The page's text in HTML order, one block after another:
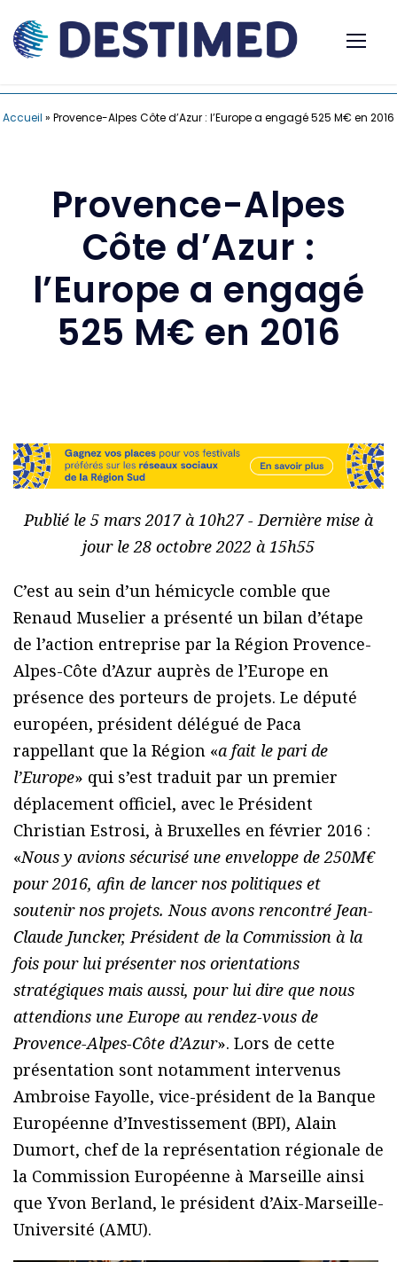
Accueil » Provence-Alpes Côte d’Azur : l’Europe a engagé 525 M€ en 2016
Provence-Alpes
Côte d’Azur :
l’Europe a engagé
525 M€ en 2016
Publié le 5 mars 2017 à 10h27 - Dernière mise à
jour le 28 octobre 2022 à 15h55
C’est au sein d’un hémicycle comble que
Renaud Muselier a présenté un bilan d’étape
de l’action entreprise par la Région Provence-
Alpes-Côte d’Azur auprès de l’Europe en
présence des porteurs de projets. Le député
européen, président délégué de Paca
rappellant que la Région «a fait le pari de
l’Europe» qui s’est traduit par un premier
déplacement officiel, avec le Président
Christian Estrosi, à Bruxelles en février 2016 :
«Nous y avions sécurisé une enveloppe de 250M€
pour 2016, afin de lancer nos politiques et
soutenir nos projets. Nous avons rencontré Jean-
Claude Juncker, Président de la Commission à la
fois pour lui présenter nos orientations
stratégiques mais aussi, pour lui dire que nous
attendions une Europe au rendez-vous de
Provence-Alpes-Côte d’Azur». Lors de cette
présentation sont notamment intervenus
Ambroise Fayolle, vice-président de la Banque
Européenne d’Investissement (BPI), Alain
Dumort, chef de la représentation régionale de
la Commission Européenne à Marseille ainsi
que Yvon Berland, le président d’Aix-Marseille-
Université (AMU).